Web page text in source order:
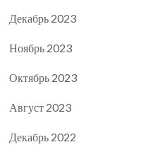
Декабрь 2023
Ноябрь 2023
Октябрь 2023
Август 2023
Декабрь 2022